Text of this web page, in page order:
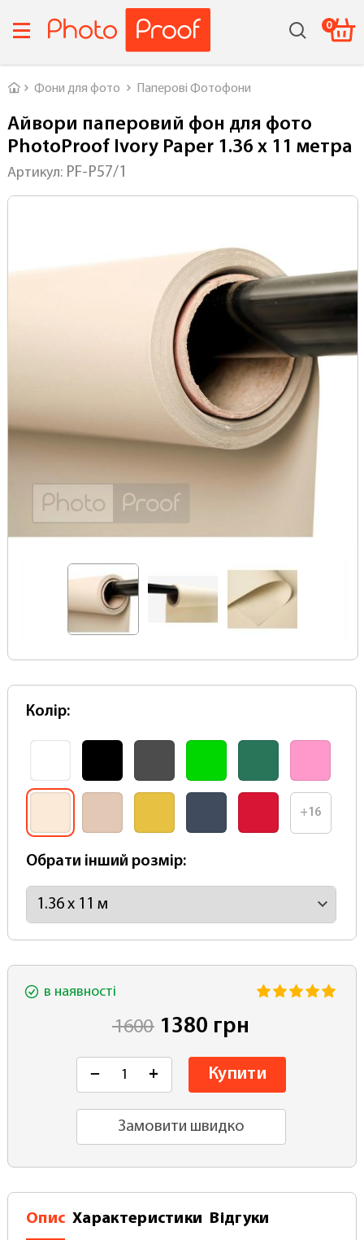
0
Головна
Фони для фото Паперові Фотофони
Айвори паперовий фон для фото
PhotoProof Ivory Paper 1.36 x 11 метра
Артикул: PF-P57/1
Колір:
+16
Обрати інший розмір:
в наявності
1600 1380 грн
− + Купити
Замовити швидко
Опис Характеристики Відгуки